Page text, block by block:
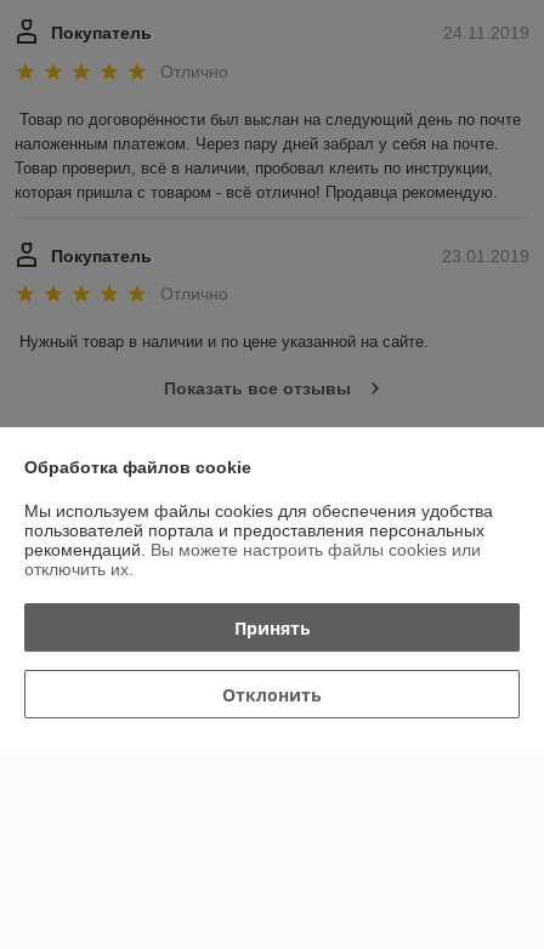
24.11.2019
Покупатель
Отлично
Товар по договорённости был выслан на следующий день по почте
наложенным платежом. Через пару дней забрал у себя на почте.
Товар проверил, всё в наличии, пробовал клеить по инструкции,
которая пришла с товаром - всё отлично! Продавца рекомендую.
23.01.2019
Покупатель
Отлично
Нужный товар в наличии и по цене указанной на сайте.
Показать все отзывы
О нас
Контакты
Обработка файлов cookie
Мы используем файлы cookies для обеспечения удобства
пользователей портала и предоставления персональных
рекомендаций. Вы можете настроить файлы cookies или
отключить их.
Принять
Отклонить